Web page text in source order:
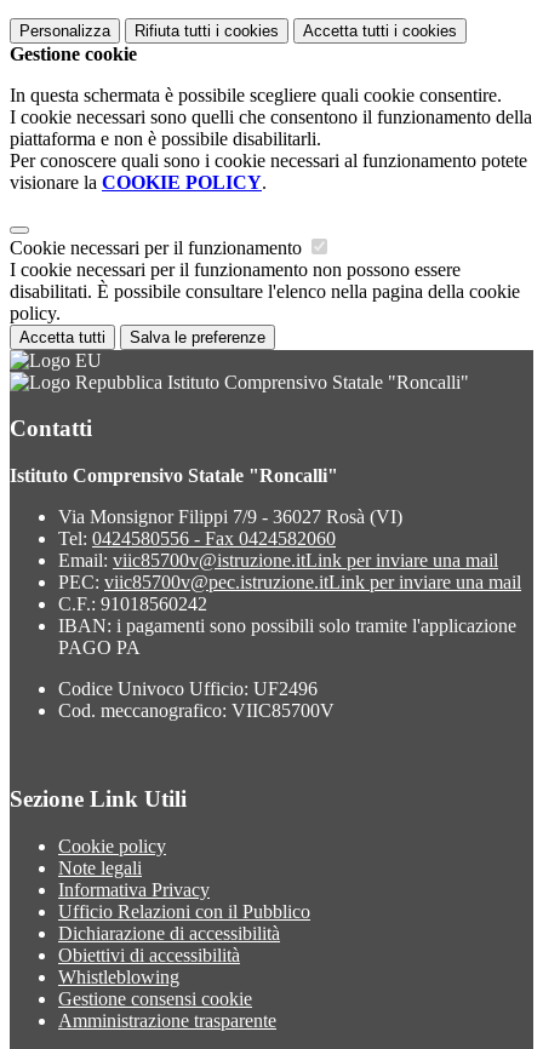
Personalizza Rifiuta tutti i cookies Accetta tutti i cookies
Gestione cookie
In questa schermata è possibile scegliere quali cookie consentire.
I cookie necessari sono quelli che consentono il funzionamento della
piattaforma e non è possibile disabilitarli.
Per conoscere quali sono i cookie necessari al funzionamento potete
visionare la COOKIE POLICY.
Cookie necessari per il funzionamento
I cookie necessari per il funzionamento non possono essere
disabilitati. È possibile consultare l'elenco nella pagina della cookie
policy.
Accetta tutti Salva le preferenze
Istituto Comprensivo Statale "Roncalli"
Contatti
Istituto Comprensivo Statale "Roncalli"
Via Monsignor Filippi 7/9 - 36027 Rosà (VI)
Tel: 0424580556 - Fax 0424582060
Email: viic85700v@istruzione.itLink per inviare una mail
PEC: viic85700v@pec.istruzione.itLink per inviare una mail
C.F.: 91018560242
IBAN: i pagamenti sono possibili solo tramite l'applicazione
PAGO PA
Codice Univoco Ufficio: UF2496
Cod. meccanografico: VIIC85700V
Sezione Link Utili
Cookie policy
Note legali
Informativa Privacy
Ufficio Relazioni con il Pubblico
Dichiarazione di accessibilità
Obiettivi di accessibilità
Whistleblowing
Gestione consensi cookie
Amministrazione trasparente